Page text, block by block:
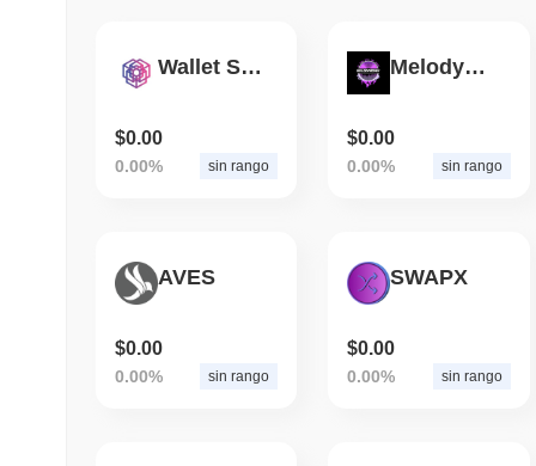
Wallet SAFU
$0.00
0.00% sin rango
MelodyMoney
$0.00
0.00% sin rango
AVES
$0.00
0.00% sin rango
SWAPX
$0.00
0.00% sin rango